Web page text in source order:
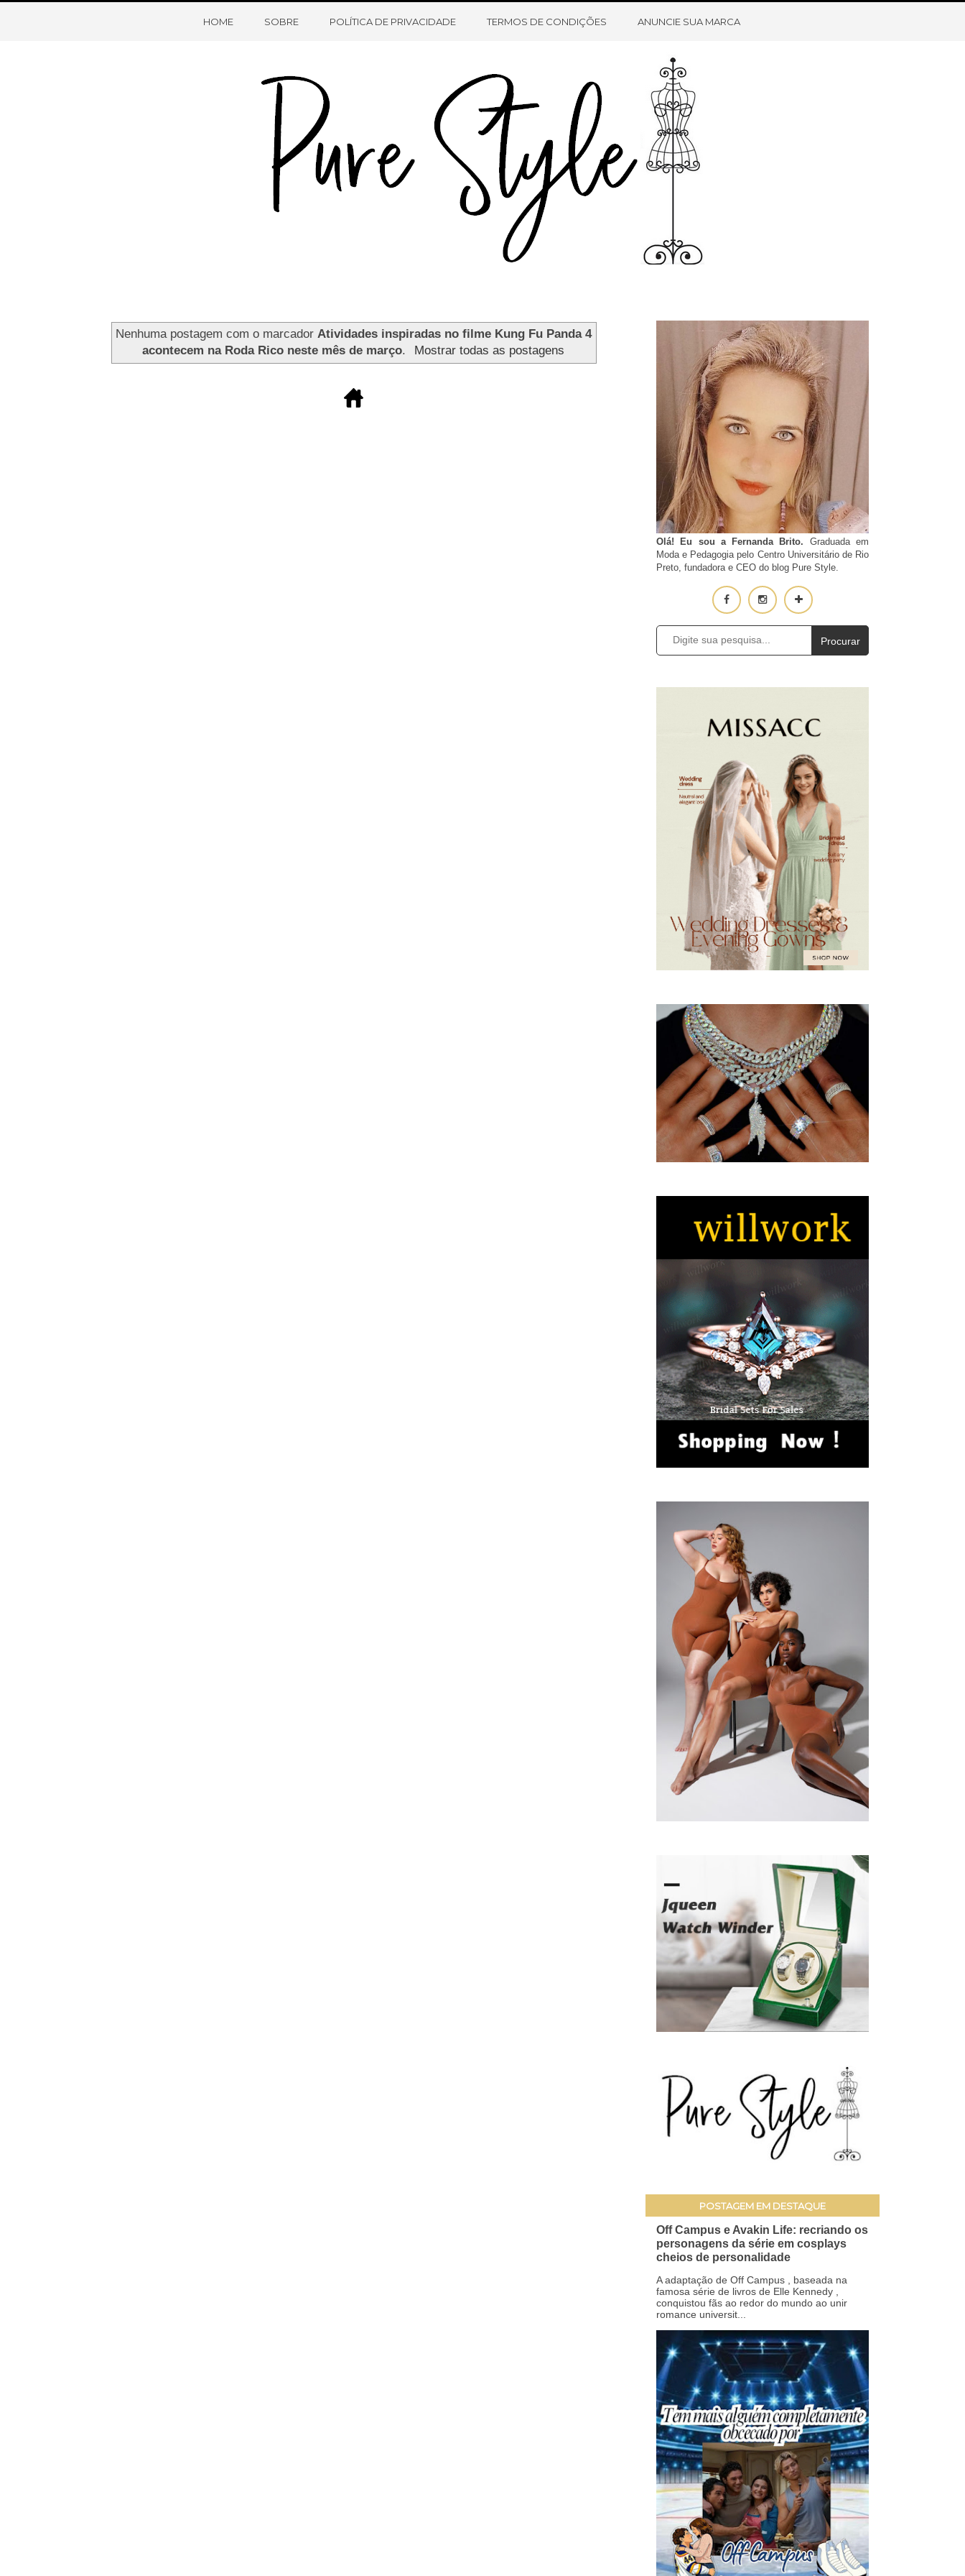
HOME SOBRE O BLOG CONTATO
HOME SOBRE POLÍTICA DE PRIVACIDADE TERMOS DE CONDIÇÕES ANUNCIE SUA MARCA
Nenhuma postagem com o marcador Atividades inspiradas no filme Kung Fu Panda 4
acontecem na Roda Rico neste mês de março. Mostrar todas as postagens
Olá! Eu sou a Fernanda Brito. Graduada em
Moda e Pedagogia pelo Centro Universitário de Rio
Preto, fundadora e CEO do blog Pure Style.
Procurar
POSTAGEM EM DESTAQUE
Off Campus e Avakin Life: recriando os
personagens da série em cosplays
cheios de personalidade
A adaptação de Off Campus , baseada na
famosa série de livros de Elle Kennedy ,
conquistou fãs ao redor do mundo ao unir
romance universit...